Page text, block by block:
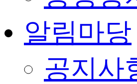
알림마당
공지사